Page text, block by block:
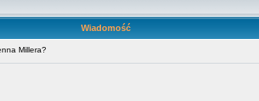
Wiadomość
Millera?